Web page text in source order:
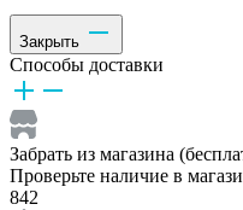
Закрыть
Способы доставки
Забрать из магазина
Проверьте наличие в
842